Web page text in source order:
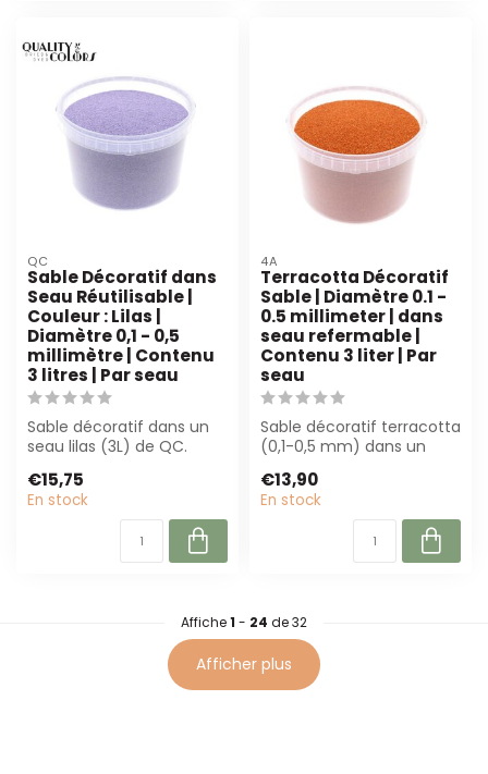
QC
Sable Décoratif dans
Seau Réutilisable |
Couleur : Lilas |
Diamètre 0,1 - 0,5
millimètre | Contenu
3 litres | Par seau
Sable décoratif dans un
seau lilas (3L) de QC.
fleuri...
€15,75
En stock
4A
Terracotta Décoratif
Sable | Diamètre 0.1 -
0.5 millimeter | dans
seau refermable |
Contenu 3 liter | Par
seau
Sable décoratif terracotta
(0,1-0,5 mm) dans un
Idéa...
€13,90
En stock
Affiche1 - 24 de 32
Afficher plus